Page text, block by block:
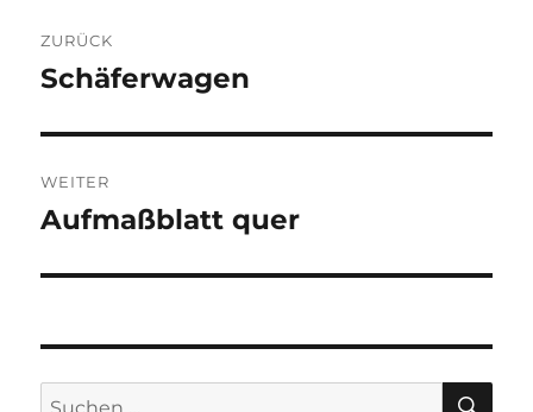
ZURÜCK
Vorheriger
Schäferwagen
WEITER
Nächster
Aufmaßblatt quer
Suche